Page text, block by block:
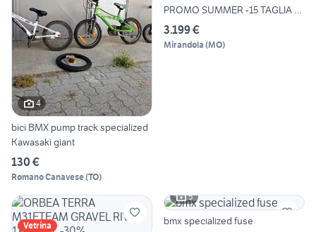
4
bici BMX pump track specialized
Kawasaki giant
130 €
Romano Canavese(TO)
PROMO SUMMER -15 TAGLIA M
L
3.199 €
Mirandola (MO)
Vetrina
5
bmx specialized fuse